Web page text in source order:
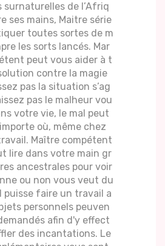
surnaturelles de l’Afriq
ses mains, Maitre série
toutes sortes de m
les sorts lancés. Mar
peut vous aider à t
contre la magie
pas la situation s’ag
pas le malheur vou
votre vie, le mal peut
où, même chez
Maître compétent
lire dans votre main gr
ancestrales pour voir
ou non vous veut du
puisse faire un travail a
personnels peuven
afin d'y effect
des incantations. Le